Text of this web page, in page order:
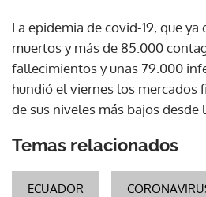
La epidemia de covid-19, que ya
muertos y más de 85.000
fallecimientos y unas 79.000
hundió el viernes los mercados
de sus niveles más bajos desde
Temas relacionados
ECUADOR